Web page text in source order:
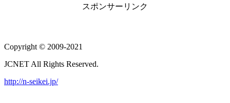
スポンサーリンク
Copyright © 2009-2021
JCNET All Rights Reserved.
http://n-seikei.jp/